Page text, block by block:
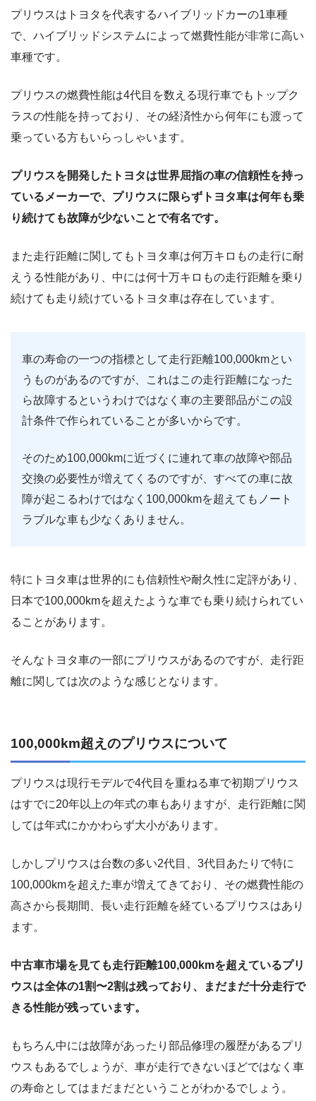
プリウスはトヨタを代表するハイブリッドカーの1車種
で、ハイブリッドシステムによって燃費性能が非常に高い
車種です。
プリウスの燃費性能は4代目を数える現行車でもトップク
ラスの性能を持っており、その経済性から何年にも渡って
乗っている方もいらっしゃいます。
プリウスを開発したトヨタは世界屈指の車の信頼性を持っ
ているメーカーで、プリウスに限らずトヨタ車は何年も乗
り続けても故障が少ないことで有名です。
また走行距離に関してもトヨタ車は何万キロもの走行に耐
えうる性能があり、中には何十万キロもの走行距離を乗り
続けても走り続けているトヨタ車は存在しています。
車の寿命の一つの指標として走行距離100,000kmとい
うものがあるのですが、これはこの走行距離になった
ら故障するというわけではなく車の主要部品がこの設
計条件で作られていることが多いからです。
そのため100,000kmに近づくに連れて車の故障や部品
交換の必要性が増えてくるのですが、すべての車に故
障が起こるわけではなく100,000kmを超えてもノート
ラブルな車も少なくありません。
特にトヨタ車は世界的にも信頼性や耐久性に定評があり、
日本で100,000kmを超えたような車でも乗り続けられてい
ることがあります。
そんなトヨタ車の一部にプリウスがあるのですが、走行距
離に関しては次のような感じとなります。
100,000km超えのプリウスについて
プリウスは現行モデルで4代目を重ねる車で初期プリウス
はすでに20年以上の年式の車もありますが、走行距離に関
しては年式にかかわらず大小があります。
しかしプリウスは台数の多い2代目、3代目あたりで特に
100,000kmを超えた車が増えてきており、その燃費性能の
高さから長期間、長い走行距離を経ているプリウスはあり
ます。
中古車市場を見ても走行距離100,000kmを超えているプリ
ウスは全体の1割〜2割は残っており、まだまだ十分走行で
きる性能が残っています。
もちろん中には故障があったり部品修理の履歴があるプリ
ウスもあるでしょうが、車が走行できないほどではなく車
の寿命としてはまだまだということがわかるでしょう。